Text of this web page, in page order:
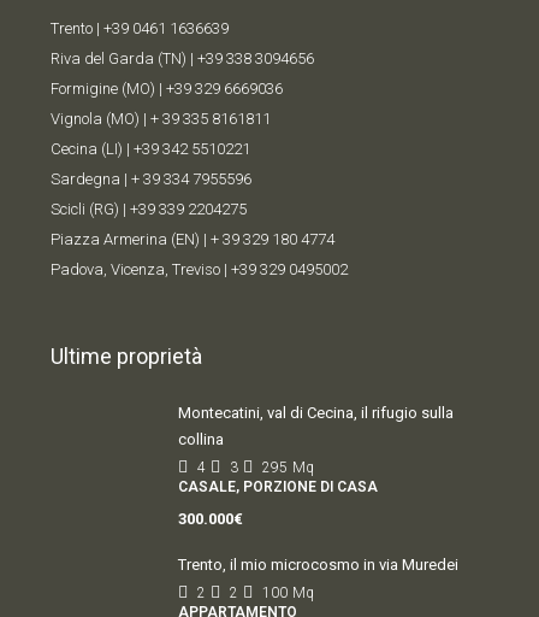
Trento | +39 0461 1636639
Riva del Garda (TN) | +39 338 3094656
Formigine (MO) | +39 329 6669036
Vignola (MO) | + 39 335 8161811
Cecina (LI) | +39 342 5510221
Sardegna | + 39 334 7955596
Scicli (RG) | +39 339 2204275
Piazza Armerina (EN) | + 39 329 180 4774
Padova, Vicenza, Treviso | +39 329 0495002
Ultime proprietà
Montecatini, val di Cecina, il rifugio sulla
collina
4 3 295 Mq
CASALE, PORZIONE DI CASA
300.000€
Trento, il mio microcosmo in via Muredei
2 2 100 Mq
APPARTAMENTO